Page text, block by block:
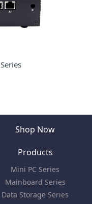
Shop Now
Products
Mini PC Series
Mainboard Series
Data Storage Series